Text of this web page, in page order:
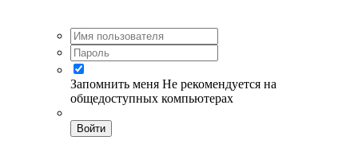
Запомнить меня Не рекомендуется на
общедоступных компьютерах
Войти